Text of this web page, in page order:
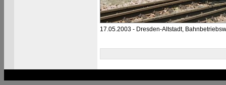
17.05.2003 - Dresden-Altstadt,